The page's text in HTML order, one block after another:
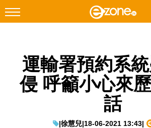
Facebook Instagram
科技焦點
運輸署預約系
侵 呼籲小心來
話
|徐慧兒|18-06-2021 13:43|